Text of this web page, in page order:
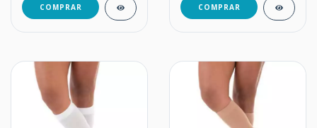
COMPRAR COMPRAR